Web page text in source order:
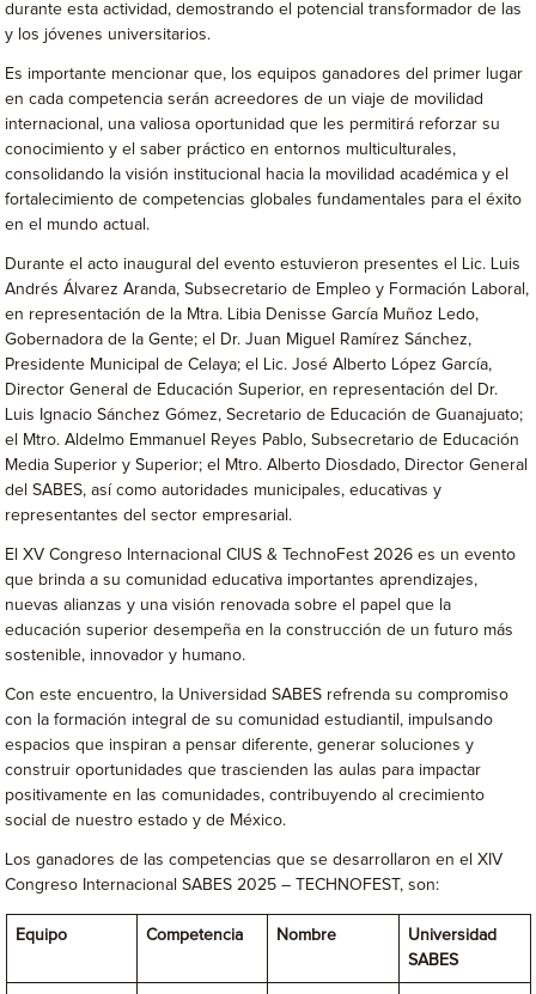
durante esta actividad, demostrando el potencial transformador de las
y los jóvenes universitarios.
Es importante mencionar que, los equipos ganadores del primer lugar
en cada competencia serán acreedores de un viaje de movilidad
internacional, una valiosa oportunidad que les permitirá reforzar su
conocimiento y el saber práctico en entornos multiculturales,
consolidando la visión institucional hacia la movilidad académica y el
fortalecimiento de competencias globales fundamentales para el éxito
en el mundo actual.
Durante el acto inaugural del evento estuvieron presentes el Lic. Luis
Andrés Álvarez Aranda, Subsecretario de Empleo y Formación Laboral,
en representación de la Mtra. Libia Denisse García Muñoz Ledo,
Gobernadora de la Gente; el Dr. Juan Miguel Ramírez Sánchez,
Presidente Municipal de Celaya; el Lic. José Alberto López García,
Director General de Educación Superior, en representación del Dr.
Luis Ignacio Sánchez Gómez, Secretario de Educación de Guanajuato;
el Mtro. Aldelmo Emmanuel Reyes Pablo, Subsecretario de Educación
Media Superior y Superior; el Mtro. Alberto Diosdado, Director General
del SABES, así como autoridades municipales, educativas y
representantes del sector empresarial.
El XV Congreso Internacional CIUS & TechnoFest 2026 es un evento
que brinda a su comunidad educativa importantes aprendizajes,
nuevas alianzas y una visión renovada sobre el papel que la
educación superior desempeña en la construcción de un futuro más
sostenible, innovador y humano.
Con este encuentro, la Universidad SABES refrenda su compromiso
con la formación integral de su comunidad estudiantil, impulsando
espacios que inspiran a pensar diferente, generar soluciones y
construir oportunidades que trascienden las aulas para impactar
positivamente en las comunidades, contribuyendo al crecimiento
social de nuestro estado y de México.
Los ganadores de las competencias que se desarrollaron en el XIV
Congreso Internacional SABES 2025 – TECHNOFEST, son:
Equipo Competencia Nombre
Universidad
SABES